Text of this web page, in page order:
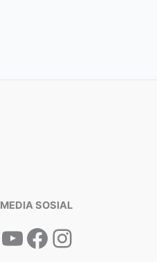
MEDIA SOSIAL